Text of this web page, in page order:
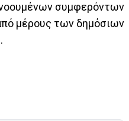
συμφερόντων
μέρους των δημόσιων